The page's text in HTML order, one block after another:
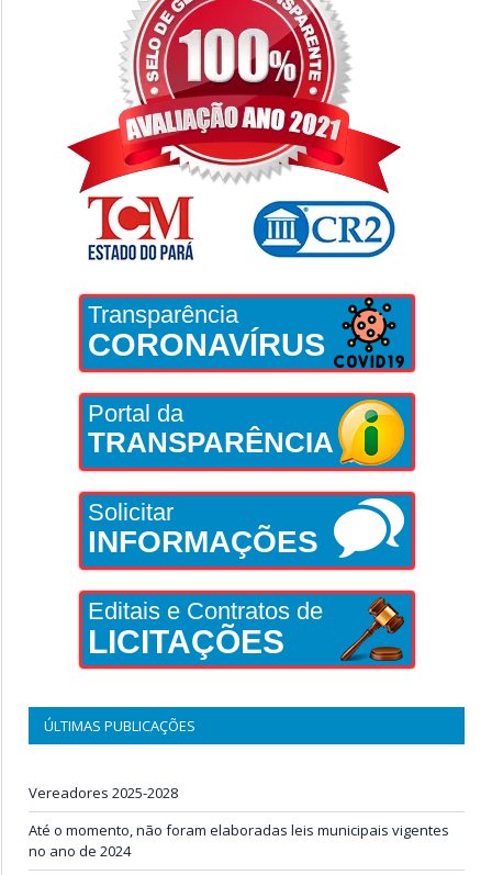
Transparência
CORONAVÍRUS
Portal da
TRANSPARÊNCIA
Solicitar
INFORMAÇÕES
Editais e Contratos de
LICITAÇÕES
ÚLTIMAS PUBLICAÇÕES
Vereadores 2025-2028
Até o momento, não foram elaboradas leis municipais vigentes
no ano de 2024